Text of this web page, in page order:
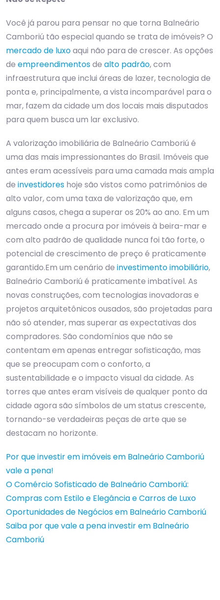
Você já parou para pensar no que torna Balneário
Camboriú tão especial quando se trata de imóveis? O
mercado de luxoaqui não para de crescer. As opções
de empreendimentosde alto padrão, com
infraestrutura que inclui áreas de lazer, tecnologia de
ponta e, principalmente, a vista incomparável para o
mar, fazem da cidade um dos locais mais disputados
para quem busca um lar exclusivo.
A valorização imobiliária de Balneário Camboriú é
uma das mais impressionantes do Brasil. Imóveis que
antes eram acessíveis para uma camada mais ampla
de investidores hoje são vistos como patrimônios de
alto valor, com uma taxa de valorização que, em
alguns casos, chega a superar os 20% ao ano. Em um
mercado onde a procura por imóveis à beira-mar e
com alto padrão de qualidade nunca foi tão forte, o
potencial de crescimento de preço é praticamente
garantido.Em um cenário de investimento imobiliário,
Balneário Camboriú é praticamente imbatível. As
novas construções, com tecnologias inovadoras e
projetos arquitetônicos ousados, são projetadas para
não só atender, mas superar as expectativas dos
compradores. São condomínios que não se
contentam em apenas entregar sofisticação, mas
que se preocupam com o conforto, a
sustentabilidade e o impacto visual da cidade. As
torres que antes eram visíveis de qualquer ponto da
cidade agora são símbolos de um status crescente,
tornando-se verdadeiras peças de arte que se
destacam no horizonte.
Por que investir em imóveis em Balneário Camboriú
vale a pena!
O Comércio Sofisticado de Balneário Camboriú:
Compras com Estilo e Elegância e Carros de Luxo
Oportunidades de Negócios em Balneário Camboriú
Saiba por que vale a pena investir em Balneário
Camboriú